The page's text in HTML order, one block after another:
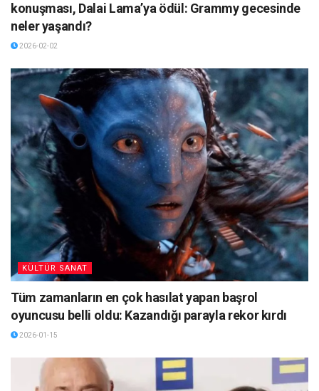
konuşması, Dalai Lama’ya ödül: Grammy gecesinde
neler yaşandı?
2026-02-02
KÜLTÜR SANAT
Tüm zamanların en çok hasılat yapan başrol
oyuncusu belli oldu: Kazandığı parayla rekor kırdı
2026-01-15